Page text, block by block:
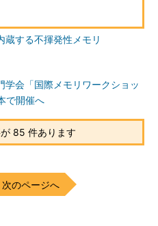
蔵する不揮発性メモリ
学会「国際メモリワークショッ
で開催へ
85 件あります
次のページへ